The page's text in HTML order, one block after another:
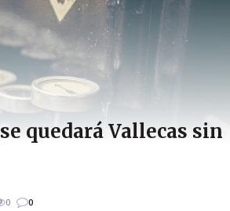
quedará Vallecas sin
0 0